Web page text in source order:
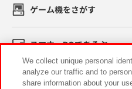
ゲーム機をさがす
スマホ・PCであそぶ
イベント・キャンペーン
We collect unique personal
analyze our traffic and to
share information about your